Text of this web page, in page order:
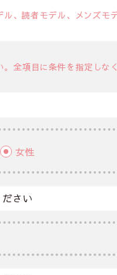
、読者モデル、メンズ
全項目に条件を指定しな
女性